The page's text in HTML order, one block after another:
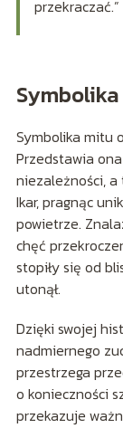
przekraczać.”
Symbolika mitu
Przedstawia
niezależności, a
Ikar, pragnąc
powietrze.
chęć
stopiły się od
utonął.
Dzięki swojej
nadmiernego
przestrzega
o konieczności
przekazuje